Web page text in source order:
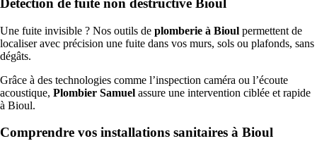
Détection de fuite non destructive Bioul
Une fuite invisible ? Nos outils de plomberie à Bioul permettent de
localiser avec précision une fuite dans vos murs, sols ou plafonds, sans
dégâts.
Grâce à des technologies comme l’inspection caméra ou l’écoute
acoustique, Plombier Samuel assure une intervention ciblée et rapide
à Bioul.
Comprendre vos installations sanitaires à Bioul